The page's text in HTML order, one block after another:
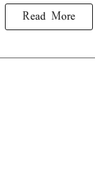
Read More